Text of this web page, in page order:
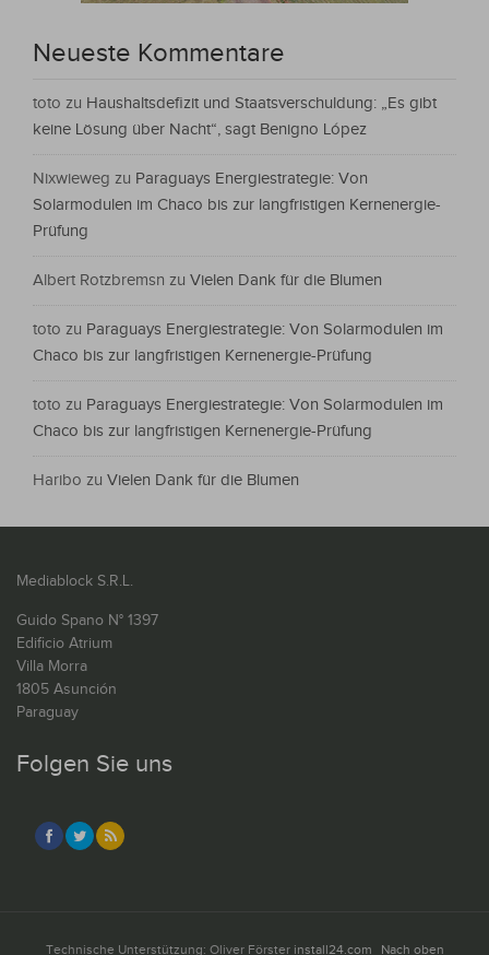
Neueste Kommentare
toto zu Haushaltsdefizit und Staatsverschuldung: „Es gibt
keine Lösung über Nacht“, sagt Benigno López
Nixwieweg zu Paraguays Energiestrategie: Von
Solarmodulen im Chaco bis zur langfristigen Kernenergie-
Prüfung
Albert Rotzbremsn zu Vielen Dank für die Blumen
toto zu Paraguays Energiestrategie: Von Solarmodulen im
Chaco bis zur langfristigen Kernenergie-Prüfung
toto zu Paraguays Energiestrategie: Von Solarmodulen im
Chaco bis zur langfristigen Kernenergie-Prüfung
Haribo zu Vielen Dank für die Blumen
Mediablock S.R.L.
Guido Spano N° 1397
Edificio Atrium
Villa Morra
1805 Asunción
Paraguay
Folgen Sie uns
Technische Unterstützung: Oliver Förster install24.com Nach oben